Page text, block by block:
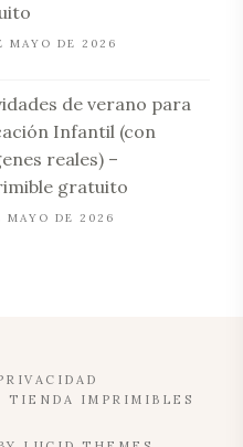
MAYO DE 2026
de verano para
Infantil (con
reales) –
gratuito
MAYO DE 2026
TIENDA IMPRIMIBLES